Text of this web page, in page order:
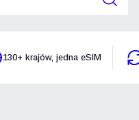
130+ krajów, jedna eSIM